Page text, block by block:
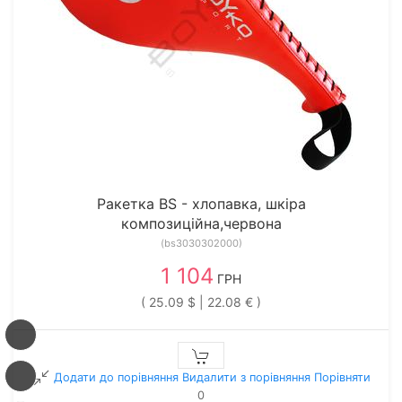
Ракетка BS - хлопавка, шкіра
композиційна,червона
(bs3030302000)
1 104 ГРН
( 25.09 $ | 22.08 € )
Додати до порівняння Видалити з порiвняння Порівняти
0